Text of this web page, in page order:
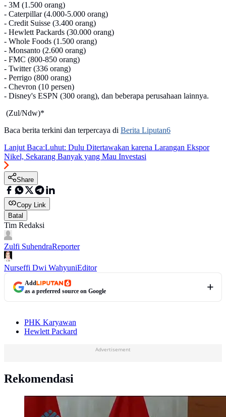
- 3M (1.500 orang)
- Caterpillar (4.000-5.000 orang)
- Credit Suisse (3.400 orang)
- Hewlett Packards (30.000 orang)
- Whole Foods (1.500 orang)
- Monsanto (2.600 orang)
- FMC (800-850 orang)
- Twitter (336 orang)
- Perrigo (800 orang)
- Chevron (10 persen)
- Disney's ESPN (300 orang), dan beberapa perusahaan lainnya.
(Zul/Ndw)*
Baca berita terkini dan terpercaya di Berita Liputan6
Lanjut Baca:Luhut: Dulu Ditertawakan karena Larangan Ekspor
Nikel, Sekarang Banyak yang Mau Investasi
Share
Copy Link
Batal
Tim Redaksi
Zulfi SuhendraReporter
Nurseffi Dwi WahyuniEditor
Add
as a preferred source on Google
PHK Karyawan
Hewlett Packard
Advertisement
Rekomendasi